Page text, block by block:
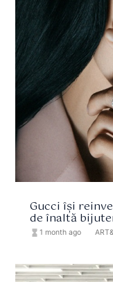
Gucci își
de înaltă
hourglass_full 1 month ago